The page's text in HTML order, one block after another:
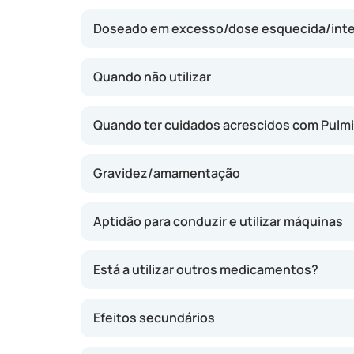
de imediato durante uma crise, mas
a respiração.
Doseado em excesso/dose esquecida/
Quando não utilizar
Quando ter cuidados acrescidos com
Gravidez/amamentação
Aptidão para conduzir e utilizar máquinas
Está a utilizar outros medicamentos?
Efeitos secundários